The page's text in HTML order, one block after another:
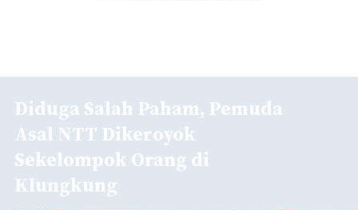
Diduga Salah Paham, Pemuda
Asal NTT Dikeroyok
Sekelompok Orang di
Klungkung